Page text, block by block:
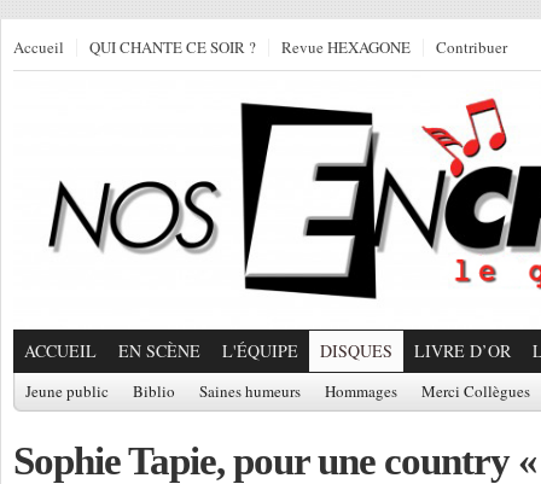
Accueil QUI CHANTE CE SOIR ? Revue HEXAGONE Contribuer
ACCUEIL EN SCÈNE L'ÉQUIPE DISQUES LIVRE D’OR
Jeune public Biblio Saines humeurs Hommages Merci Collègues
Sophie Tapie, pour une country